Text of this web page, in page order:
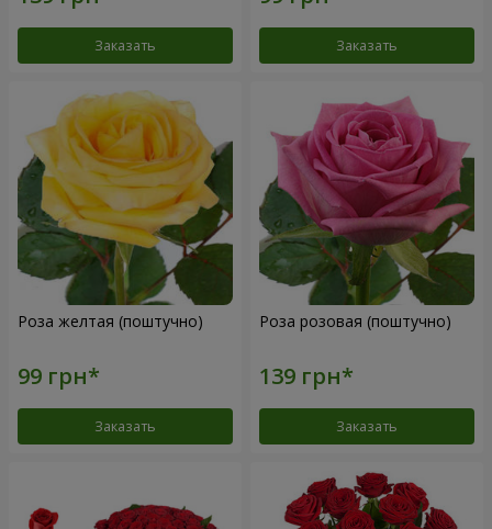
Заказать Заказать
Роза желтая (поштучно)
Заказать
Роза розовая (поштучно)
Заказать